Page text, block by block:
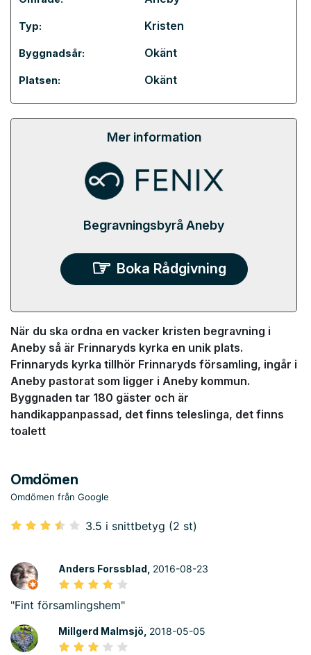
Typ: Kristen
Byggnadsår: Okänt
Platsen: Okänt
Mer information
Begravningsbyrå Aneby
Boka Rådgivning
När du ska ordna en vacker kristen begravning i
Aneby så är Frinnaryds kyrka en unik plats.
Frinnaryds kyrka tillhör Frinnaryds församling, ingår i
Aneby pastorat som ligger i Aneby kommun.
Byggnaden tar 180 gäster och är
handikappanpassad, det finns teleslinga, det finns
toalett
Omdömen
Omdömen från Google
3.5 i snittbetyg (2 st)
Anders Forssblad, 2016-08-23
"Fint församlingshem"
Millgerd Malmsjö, 2018-05-05